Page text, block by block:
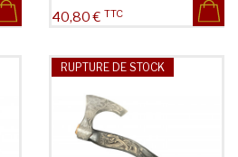
Prix
40,80 € TTC
RUPTURE DE STOCK